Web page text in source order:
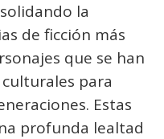
la
de ficción más
que se han
para
Estas
profunda lealtad